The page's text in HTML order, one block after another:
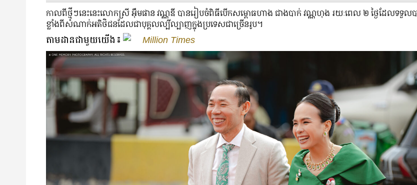
កាលពី​ថ្មី​ៗ​នេះ​នេះលោកស្រី អ៊ឹមផាន វណ្ណឌី បាន​រៀបចំ​​ពិធី​បើក​សម្ពោធ​ហាង ជាងបាក់ វណ្ណហុង រយៈពេល ២ ថ្ងៃ​ដែល​ទទួល​ប
ខ្លាំង​ពី​សំណាក់​អតិថិជន​ដែល​ជា​បុគ្គល​ល្បីល្បាញ​ក្នុង​ប្រទេស​ជាច្រើន​រូប។
តាមដានជាមួយយើង៖ Million Times